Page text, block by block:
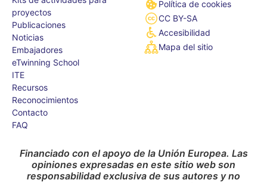
proyectos
Publicaciones
Noticias
Embajadores
eTwinning School
ITE
Recursos
Reconocimientos
Contacto
FAQ
Política de cookies
CC BY-SA
Accesibilidad
Mapa del sitio
Financiado con el apoyo de la Unión Europea. Las
opiniones expresadas en este sitio web son
responsabilidad exclusiva de sus autores y no